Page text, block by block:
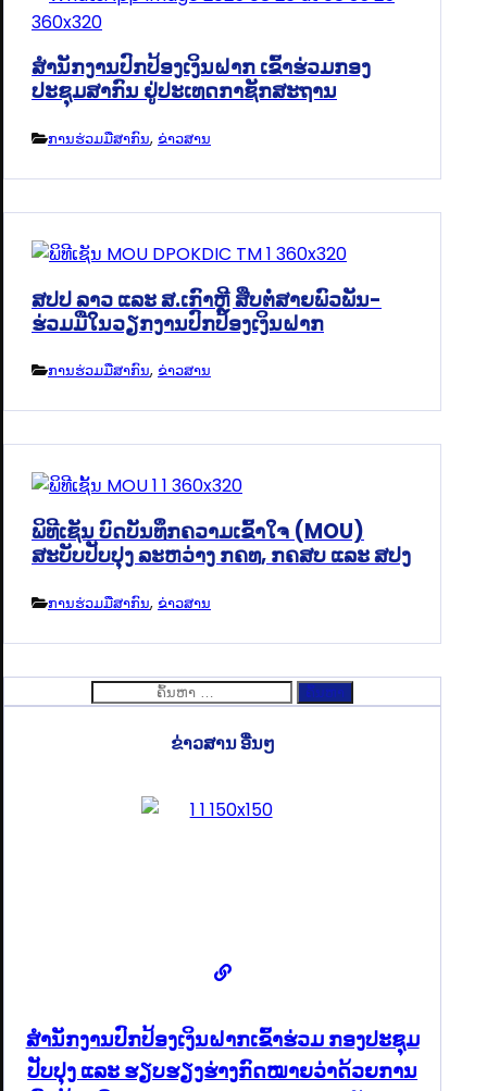
ສຳນັກງານປົກປ້ອງເງິນຝາກ ເຂົ້າຮ່ວມກອງ
ປະຊຸມສາກົນ ຢູ່ປະເທດກາຊັກສະຖານ
ການຮ່ວມມືສາກົນ, ຂ່າວສານ
ສປປ ລາວ ແລະ ສ.ເກົາຫຼີ ສືບຕໍ່ສາຍພົວພັນ-
ຮ່ວມມືໃນວຽກງານປົກປ້ອງເງິນຝາກ
ການຮ່ວມມືສາກົນ, ຂ່າວສານ
ພິທີເຊັນ ບົດບັນທຶກຄວາມເຂົ້າໃຈ (MOU)
ສະບັບປັບປຸງ ລະຫວ່າງ ກຄທ, ກຄສບ ແລະ ສປງ
ການຮ່ວມມືສາກົນ, ຂ່າວສານ
ຄົ້ນຫາ
ຂ່າວສານ ອື່ນໆ
ສໍານັກງານປົກປ້ອງເງິນຝາກເຂົ້າຮ່ວມ ກອງປະຊຸມ
ປັບປຸງ ແລະ ຮຽບຮຽງຮ່າງກົດໝາຍວ່າດ້ວຍການ